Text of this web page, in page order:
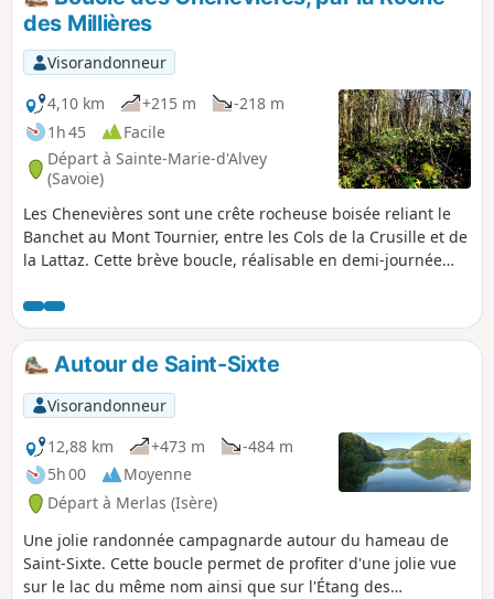
des Millières
Visorandonneur
4,10 km
+215 m
-218 m
1h 45
Facile
Départ à Sainte-Marie-d'Alvey
(Savoie)
Les Chenevières sont une crête rocheuse boisée reliant le
Banchet au Mont Tournier, entre les Cols de la Crusille et de
la Lattaz. Cette brève boucle, réalisable en demi-journée
Pierre des Millières et de nombreux sites de jonquilles au
printemps.
Autour de Saint-Sixte
Visorandonneur
12,88 km
+473 m
-484 m
5h 00
Moyenne
Départ à Merlas (Isère)
Une jolie randonnée campagnarde autour du hameau de
Saint-Sixte. Cette boucle permet de profiter d'une jolie vue
sur le lac du même nom ainsi que sur l'Étang des